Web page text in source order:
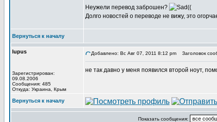
Неужели перевод заброшен?
((
Долго новостей о переводе не вижу, это
Вернуться к началу
lupus
Зарегистрирован:
09.08.2006
Сообщения: 485
Откуда: Украина, Крым
Добавлено: Вс Авг 07, 2011 8:12 pm Заголовок
не так давно у меня появился второй ноут,
Вернуться к началу
Показать сообщения: